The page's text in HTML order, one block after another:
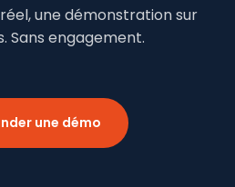
une démonstration sur
Sans engagement.
une démo